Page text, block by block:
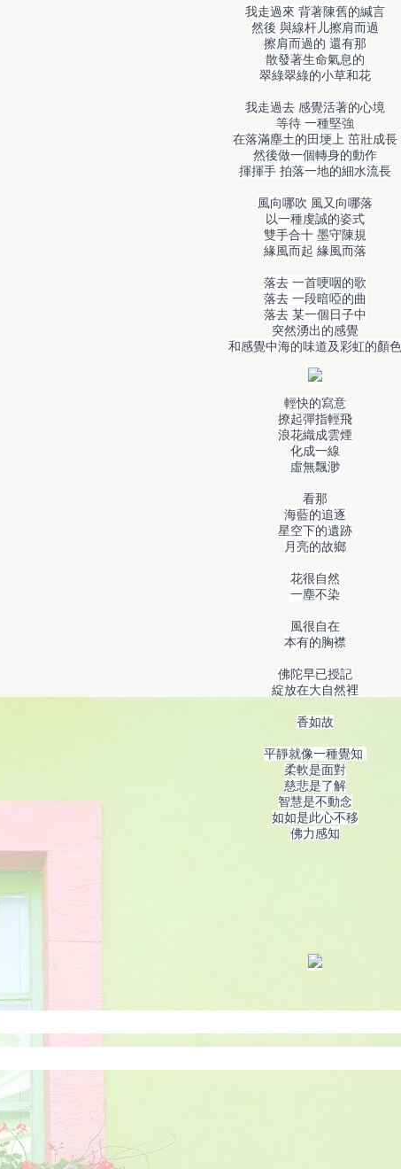
我走過來 背著陳舊的緘言
然後 與線杆儿擦肩而過
擦肩而過的 還有那
散發著生命氣息的
翠綠翠綠的小草和花
我走過去 感覺活著的心境
等待 一種堅強
在落滿塵土的田埂上 茁壯成長
然後做一個轉身的動作
揮揮手 拍落一地的細水流長
風向哪吹 風又向哪落
以一種虔誠的姿式
雙手合十 墨守陳規
緣風而起 緣風而落
落去 一首哽咽的歌
落去 一段暗啞的曲
落去 某一個日子中
突然湧出的感覺
和感覺中海的味道及彩虹的顏色
輕快的寫意
撩起彈指輕飛
浪花織成雲煙
化成一線
虛無飄渺
看那
海藍的追逐
星空下的遺跡
月亮的故鄉
花很自然
一塵不染
風很自在
本有的胸襟
佛陀早已授記
綻放在大自然裡
香如故
平靜就像一種覺知
柔軟是面對
慈悲是了解
智慧是不動念
如如是此心不移
佛力感知